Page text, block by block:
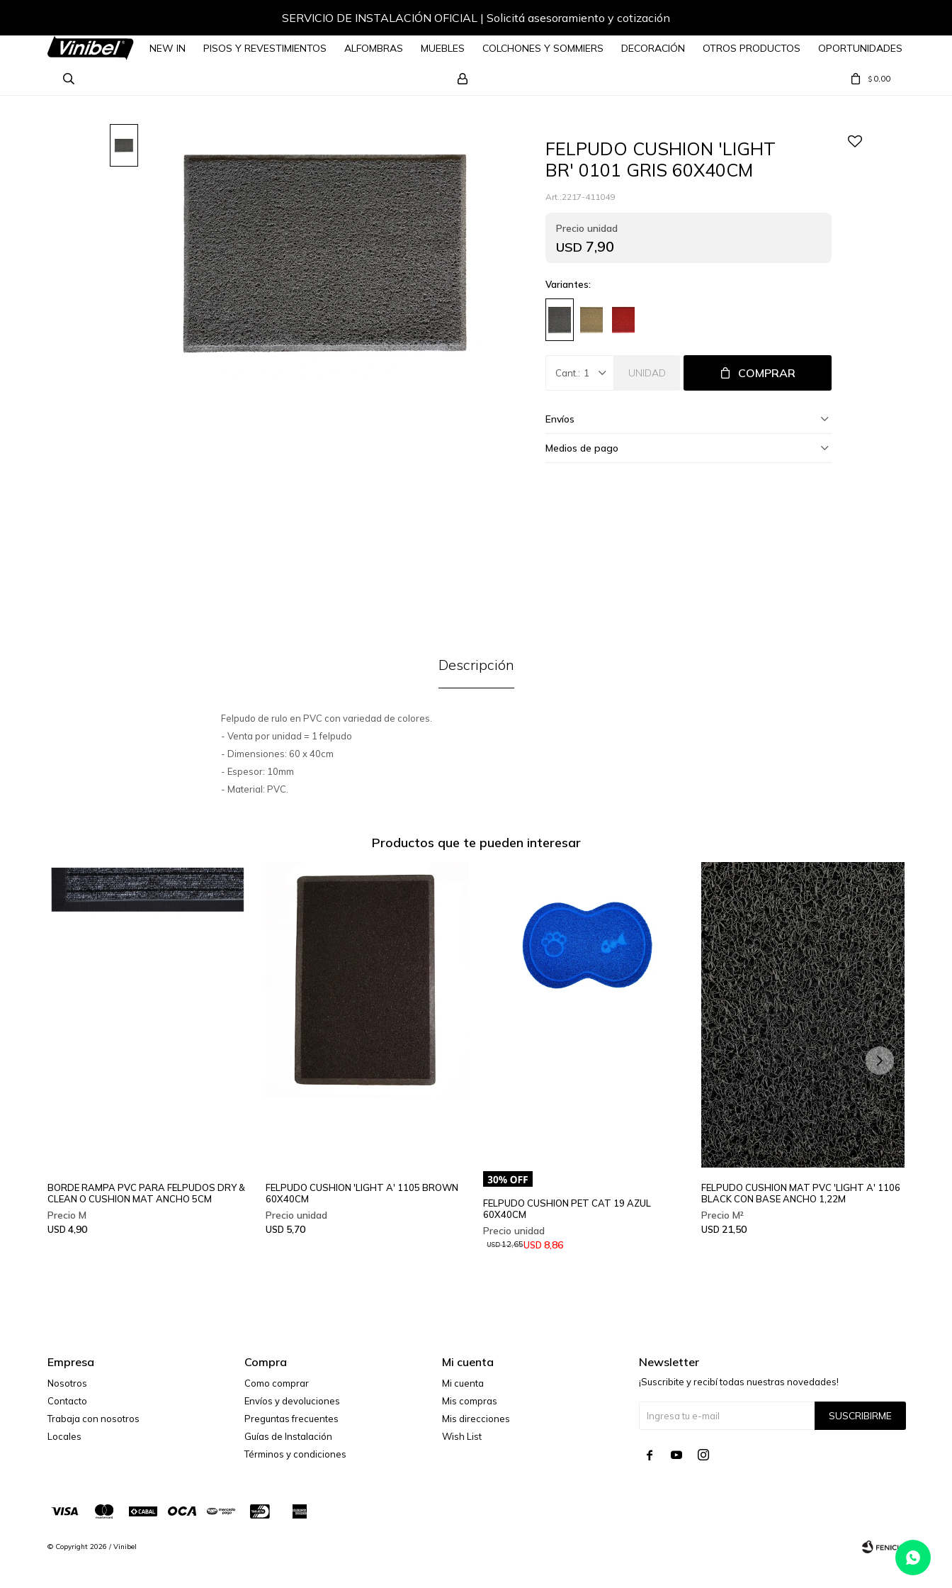
SERVICIO DE INSTALACIÓN OFICIAL | Solicitá asesoramiento y cotización
NEW IN PISOS Y REVESTIMIENTOS ALFOMBRAS MUEBLES COLCHONES Y SOMMIERS DECORACIÓN OTROS PRODUCTOS OPORTUNIDADES
$ 0,00
FELPUDO CUSHION 'LIGHT
BR' 0101 GRIS 60X40CM
2217-411049
USD 7,90
Variantes:
1 UNIDAD COMPRAR
Envíos
Medios de pago
Descripción
Felpudo de rulo en PVC con variedad de colores.
- Venta por unidad = 1 felpudo
- Dimensiones: 60 x 40cm
- Espesor: 10mm
- Material: PVC.
Productos que te pueden interesar
BORDE RAMPA PVC PARA FELPUDOS DRY &
CLEAN O CUSHION MAT ANCHO 5CM
USD 4,90
FELPUDO CUSHION 'LIGHT A' 1105 BROWN
60X40CM
USD 5,70
FELPUDO CUSHION PET CAT 19 AZUL
60X40CM
USD 8,86
USD12,65
FELPUDO CUSHION MAT PVC 'LIGHT A' 1106
BLACK CON BASE ANCHO 1,22M
USD 21,50
Empresa
Nosotros
Contacto
Trabaja con nosotros
Locales
Compra
Como comprar
Envíos y devoluciones
Preguntas frecuentes
Guías de Instalación
Términos y condiciones
Mi cuenta
Mi cuenta
Mis compras
Mis direcciones
Wish List
Newsletter
¡Suscribite y recibí todas nuestras novedades!
SUSCRIBIRME
  
© Copyright 2026 / Vinibel